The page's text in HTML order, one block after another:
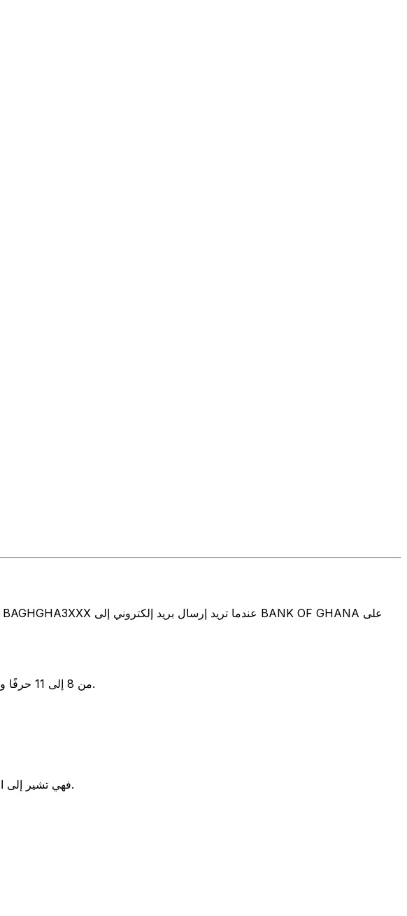
تتألف رموز سويفت/رموز سويفت/رمز معرّف العميل الدولي (SWIFT/BIC) من 8 إلى 11 حرفًا ورقمًا لتحديد بنك وفرع معين في العالم.
تحدد هذه الأرقام الثلاثة فرعًا معينًا. رموز BIC التي تنتهي بـ "XXX"، فهي تشير إلى المكتب الرئيسي للبنك.